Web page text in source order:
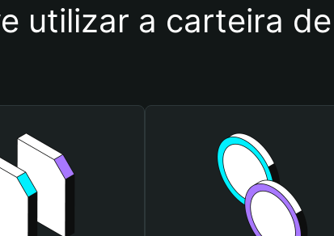
utilizar a carteira de